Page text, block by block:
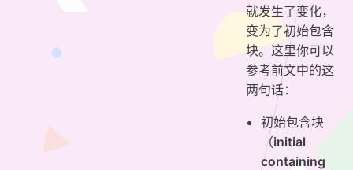
就发生了变化，
变为了初始包含
块。这里你可以
参考前文中的这
两句话：
初始包含块
（initial
containing